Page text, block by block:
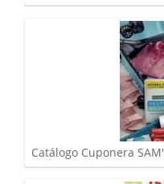
Catálogo Cuponera